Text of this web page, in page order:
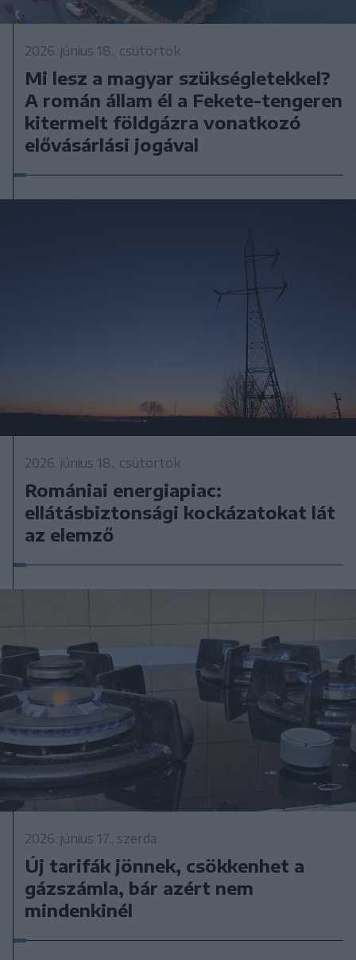
2026. június 18., csütörtök
Mi lesz a magyar szükségletekkel?
A román állam él a Fekete-tengeren
kitermelt földgázra vonatkozó
elővásárlási jogával
2026. június 18., csütörtök
Romániai energiapiac:
ellátásbiztonsági kockázatokat lát
az elemző
2026. június 17., szerda
Új tarifák jönnek, csökkenhet a
gázszámla, bár azért nem
mindenkinél